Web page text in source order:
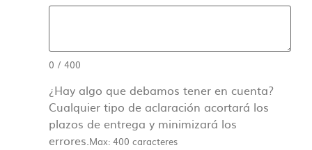
0 / 400
¿Hay algo que debamos tener en cuenta?
Cualquier tipo de aclaración acortará los
plazos de entrega y minimizará los
errores.Max: 400 caracteres